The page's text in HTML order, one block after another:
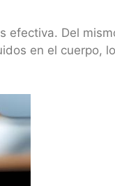
efectiva. Del
en el cuerpo,